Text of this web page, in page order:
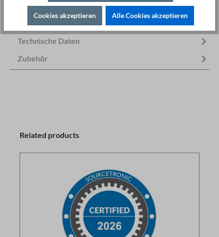
Messfunktionen in sich vereint. S…Mehr
Downloads
Technische Daten
Zubehör
Related products
Cookies akzeptieren Alle Cookies akzeptieren